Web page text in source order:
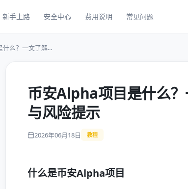
新手上路 安全中心 费用说明 常见问题
什么？一文了解...
币安Alpha项目是什么
与风险提示
2026年06月18日 教程
什么是币安Alpha项目